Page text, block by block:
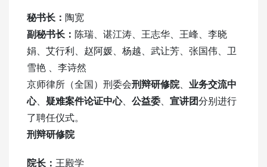
秘书长： 陶宽
副秘书长： 陈瑞、谌江涛、王志华、王峰、李晓
娟、艾行利、赵阿媛、杨越、武让芳、张国伟、卫
雪艳 、李诗然
京师律所（全国）刑委会刑辩研修院、 业务交流中
心、 疑难案件论证中心、 公益委、 宣讲团分别进行
了聘任仪式。
刑辩研修院
院长： 王殿学